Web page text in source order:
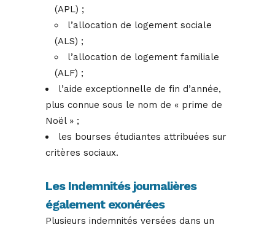
(APL) ;
l’allocation de logement sociale
(ALS) ;
l’allocation de logement familiale
(ALF) ;
l’aide exceptionnelle de fin d’année,
plus connue sous le nom de « prime de
Noël » ;
les bourses étudiantes attribuées sur
critères sociaux.
Les Indemnités journalières
également exonérées
Plusieurs indemnités versées dans un